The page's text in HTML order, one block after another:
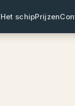
Het schipPrijzen